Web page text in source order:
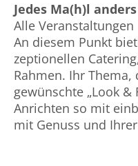
Jedes Ma(h)l anders
Alle
An diesem Punkt
zeptionellen
Rahmen. Ihr
ge­wünschte „Look &
An­richten so mit
mit Genuss und